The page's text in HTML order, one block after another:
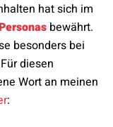
hat sich im
bewährt.
besonders bei
diesen
Wort an meinen
: